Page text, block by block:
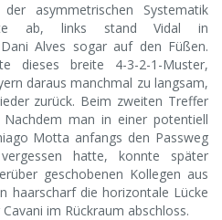
asymmetrischen Systematik
ab, links stand Vidal in
Alves sogar auf den Füßen.
dieses breite 4-3-2-1-Muster,
daraus manchmal zu langsam,
zurück. Beim zweiten Treffer
man in einer potentiell
Motta anfangs den Passweg
hatte, konnte später
geschobenen Kollegen aus
haarscharf die horizontale Lücke
im Rückraum abschloss.